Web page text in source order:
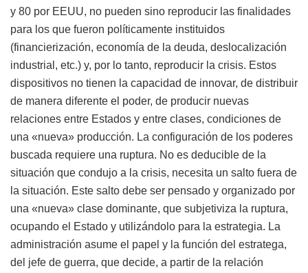
y 80 por EEUU, no pueden sino reproducir las finalidades
para los que fueron políticamente instituidos
(financierización, economía de la deuda, deslocalización
industrial, etc.) y, por lo tanto, reproducir la crisis. Estos
dispositivos no tienen la capacidad de innovar, de distribuir
de manera diferente el poder, de producir nuevas
relaciones entre Estados y entre clases, condiciones de
una «nueva» producción. La configuración de los poderes
buscada requiere una ruptura. No es deducible de la
situación que condujo a la crisis, necesita un salto fuera de
la situación. Este salto debe ser pensado y organizado por
una «nueva» clase dominante, que subjetiviza la ruptura,
ocupando el Estado y utilizándolo para la estrategia. La
administración asume el papel y la función del estratega,
del jefe de guerra, que decide, a partir de la relación